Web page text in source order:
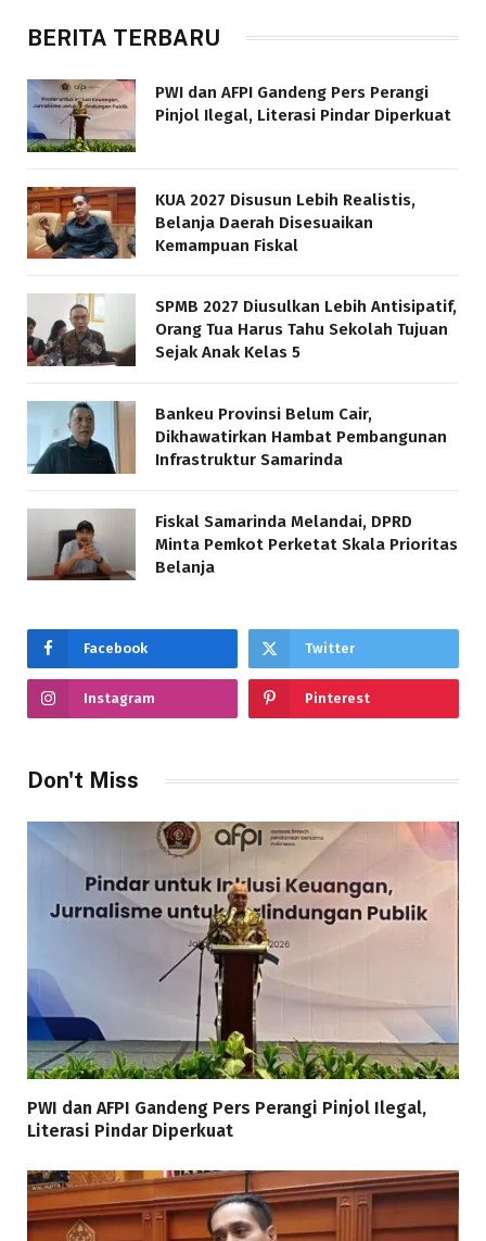
BERITA TERBARU
PWI dan AFPI Gandeng Pers Perangi
Pinjol Ilegal, Literasi Pindar Diperkuat
KUA 2027 Disusun Lebih Realistis,
Belanja Daerah Disesuaikan
Kemampuan Fiskal
SPMB 2027 Diusulkan Lebih Antisipatif,
Orang Tua Harus Tahu Sekolah Tujuan
Sejak Anak Kelas 5
Bankeu Provinsi Belum Cair,
Dikhawatirkan Hambat Pembangunan
Infrastruktur Samarinda
Fiskal Samarinda Melandai, DPRD
Minta Pemkot Perketat Skala Prioritas
Belanja
Facebook Twitter
Instagram Pinterest
Don't Miss
PWI dan AFPI Gandeng Pers Perangi Pinjol Ilegal,
Literasi Pindar Diperkuat